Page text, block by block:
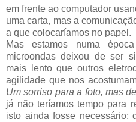
em frente ao computador
uma carta, mas a
a que colocaríamos no papel.
Mas estamos numa
microondas deixou de ser
mais lento que outros
agilidade que nos
Um sorriso para a foto, mas
já não teríamos tempo para
isto ainda fosse necessário;